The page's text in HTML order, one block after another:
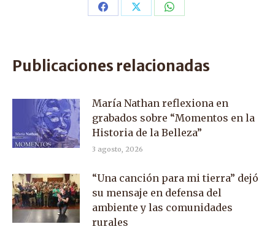
Share Share Share
Publicaciones relacionadas
María Nathan reflexiona en
grabados sobre “Momentos en la
Historia de la Belleza”
3 agosto, 2026
“Una canción para mi tierra” dejó
su mensaje en defensa del
ambiente y las comunidades
rurales